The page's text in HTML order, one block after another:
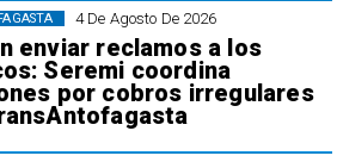
4 De Agosto De 2026
enviar reclamos a los
Seremi coordina
por cobros irregulares